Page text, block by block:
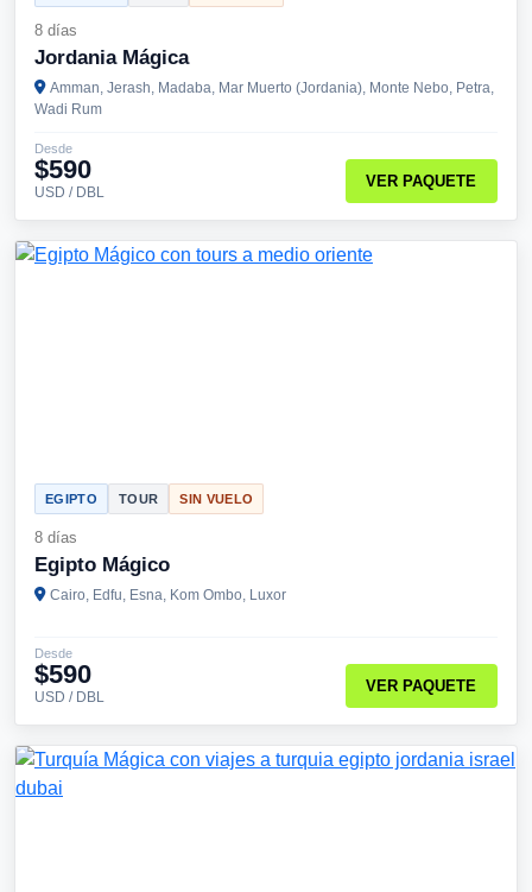
8 días
Jordania Mágica
Amman, Jerash, Madaba, Mar Muerto (Jordania), Monte Nebo, Petra,
Wadi Rum
Desde
$590
USD / DBL
VER PAQUETE
EGIPTO TOUR SIN VUELO
8 días
Egipto Mágico
Cairo, Edfu, Esna, Kom Ombo, Luxor
Desde
$590
USD / DBL
VER PAQUETE